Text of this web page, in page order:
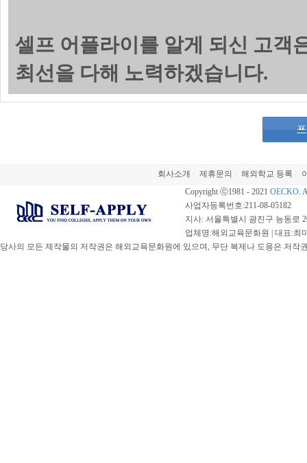
셀프 어플라이를 알게 되신 고객
최선을 다해 노력하겠습니다.
회사소개 제휴문의 해외학교 등록
Copyright ⓒ1981 - 2021 OECKO.
사업자등록번호:211-08-05182
지사: 서울특별시 광진구 능동로
업체명:해외교육문화원 | 대표:최
당사의 모든 제작물의 저작권은 해외교육문화원에 있으며, 무단 복제나 도용은 저